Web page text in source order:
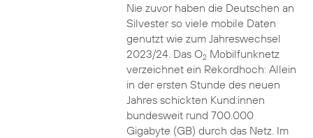
Nie zuvor haben die Deutschen an
Silvester so viele mobile Daten
genutzt wie zum Jahreswechsel
2023/24. Das O2Mobilfunknetz
verzeichnet ein Rekordhoch: Allein
in der ersten Stunde des neuen
Jahres schickten Kund:innen
bundesweit rund 700.000
Gigabyte (GB) durch das Netz. Im